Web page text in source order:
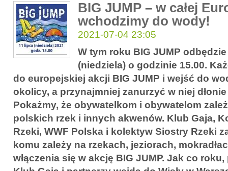
BIG JUMP – w całej
wchodzimy do wody!
2021-07-04 23:05
W tym roku BIG JUMP
(niedziela) o godzinie 15.00.
do europejskiej akcji BIG JUMP i wejść do
okolicy, a przynajmniej zanurzyć w niej
Pokażmy, że obywatelkom i obywatelom
polskich rzek i innych akwenów. Klub Gaja,
Rzeki, WWF Polska i kolektyw Siostry Rzeki
komu zależy na rzekach, jeziorach,
włączenia się w akcję BIG JUMP. Jak co